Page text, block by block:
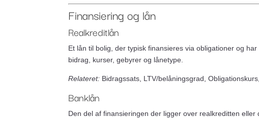
Finansiering og lån
Realkreditlån
Et lån til bolig, der typisk finansieres via obligationer og
bidrag, kurser, gebyrer og lånetype.
Relateret: Bidragssats, LTV/belåningsgrad,
Banklån
Den del af finansieringen der ligger over realkreditten